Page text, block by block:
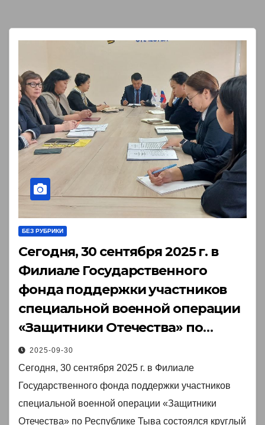
БЕЗ РУБРИКИ
Сегодня, 30 сентября 2025 г. в
Филиале Государственного
фонда поддержки участников
специальной военной операции
«Защитники Отечества» по
Республике Тыва состоялся
круглый стол с участием
представителей Министерства
здравоохранения Республики
2025-09-30
Сегодня, 30 сентября 2025 г. в Филиале
Государственного фонда поддержки участников
специальной военной операции «Защитники
Отечества» по Республике Тыва состоялся круглый